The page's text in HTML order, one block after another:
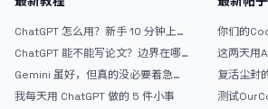
度了，我又不想换模型折腾。现在还有些界面细
善，可能还要虫子要抓。弄好了，打算放GitHub开源
ChatGPT 怎么用？新手 10 分钟上手
ChatGPT 能不能写论文？边界在哪
Gemini 虽好，但真的没必要着急放
弃 ChatGPT
我每天用 ChatGPT 做的 5 件小事
你们的
戒断反应
这两天用
论坛精华区
复活尘封
测试